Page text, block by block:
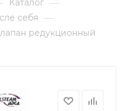
Каталог —
себя —
редукционный